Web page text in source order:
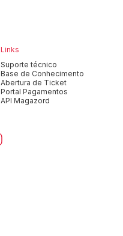
Links
Suporte técnico
Base de Conhecimento
Abertura de Ticket
Portal Pagamentos
API Magazord